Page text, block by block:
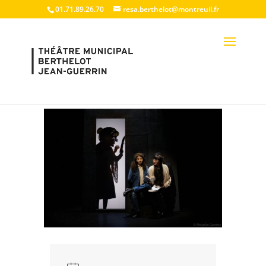
01.71.89.26.70 resa.berthelot@montreuil.fr